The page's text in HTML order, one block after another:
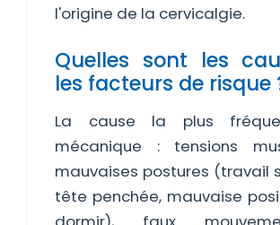
l'origine de la cervicalgie.
Quelles sont les
les facteurs de risque
La cause la plus
mécanique : tensions
mauvaises postures (travail
tête penchée, mauvaise